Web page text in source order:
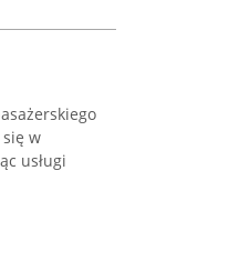
w
usługi